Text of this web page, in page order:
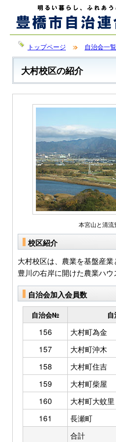
トップページ 自治会一覧
大村校区の紹介
本宮山と清流
校区紹介
大村校区は、農業を基盤産
豊川の右岸に開けた農業ハウ
自治会加入会員数
自治会№
156 大村町為金
157
大村町沖木
158
大村町住吉
159
大村町柴屋
160
大村町大蚊里
161
長瀬町
合計